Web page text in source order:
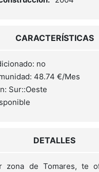
CARACTERÍSTICAS
no
48.74 €/Mes
Sur::Oeste
DETALLES
zona de Tomares, te